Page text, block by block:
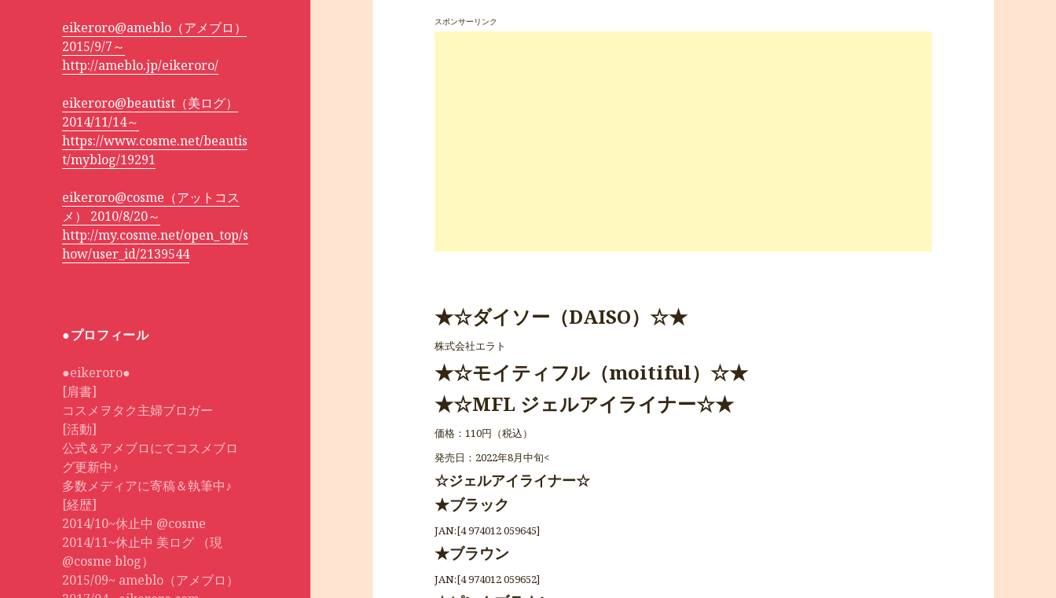
eikeroro@ameblo（アメブロ）
2015/9/7～
http://ameblo.jp/eikeroro/
eikeroro@beautist（美ログ）
2014/11/14～
https://www.cosme.net/beautis
t/myblog/19291
eikeroro@cosme（アットコス
メ） 2010/8/20～
http://my.cosme.net/open_top/s
how/user_id/2139544
●プロフィール
●eikeroro●
[肩書]
コスメヲタク主婦ブロガー
[活動]
公式＆アメブロにてコスメブロ
グ更新中♪
多数メディアに寄稿＆執筆中♪
[経歴]
2014/10~休止中 @cosme
2014/11~休止中 美ログ （現
@cosme blog）
2015/09~ ameblo（アメブロ）
スポンサーリンク
★☆ダイソー（DAISO）☆★
株式会社エラト
★☆モイティフル（moitiful）☆★
★☆MFL ジェルアイライナー☆★
価格：110円（税込）
発売日：2022年8月中旬<
☆ジェルアイライナー☆
★ブラック
JAN:[4 974012 059645]
★ブラウン
JAN:[4 974012 059652]